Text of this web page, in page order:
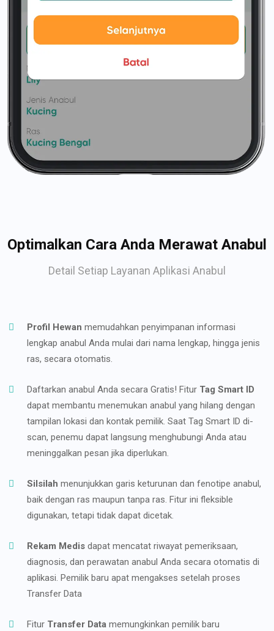
Optimalkan Cara Anda Merawat Anabul
Detail Setiap Layanan Aplikasi Anabul
Profil Hewan memudahkan penyimpanan informasi
lengkap anabul Anda mulai dari nama lengkap, hingga jenis
ras, secara otomatis.
Daftarkan anabul Anda secara Gratis! Fitur Tag Smart ID
dapat membantu menemukan anabul yang hilang dengan
tampilan lokasi dan kontak pemilik. Saat Tag Smart ID di-
scan, penemu dapat langsung menghubungi Anda atau
meninggalkan pesan jika diperlukan.
Silsilah menunjukkan garis keturunan dan fenotipe anabul,
baik dengan ras maupun tanpa ras. Fitur ini fleksible
digunakan, tetapi tidak dapat dicetak.
Rekam Medis dapat mencatat riwayat pemeriksaan,
diagnosis, dan perawatan anabul Anda secara otomatis di
aplikasi. Pemilik baru apat mengakses setelah proses
Transfer Data
Fitur Transfer Data memungkinkan pemilik baru